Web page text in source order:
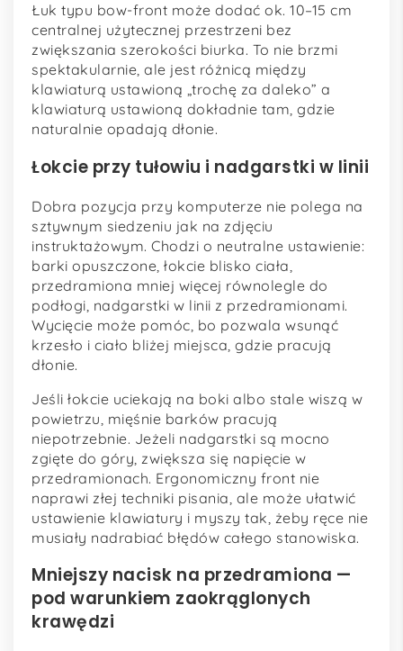
Łuk typu bow-front może dodać ok. 10–15 cm
centralnej użytecznej przestrzeni bez
zwiększania szerokości biurka. To nie brzmi
spektakularnie, ale jest różnicą między
klawiaturą ustawioną „trochę za daleko” a
klawiaturą ustawioną dokładnie tam, gdzie
naturalnie opadają dłonie.
Łokcie przy tułowiu i nadgarstki w linii
Dobra pozycja przy komputerze nie polega na
sztywnym siedzeniu jak na zdjęciu
instruktażowym. Chodzi o neutralne ustawienie:
barki opuszczone, łokcie blisko ciała,
przedramiona mniej więcej równolegle do
podłogi, nadgarstki w linii z przedramionami.
Wycięcie może pomóc, bo pozwala wsunąć
krzesło i ciało bliżej miejsca, gdzie pracują
dłonie.
Jeśli łokcie uciekają na boki albo stale wiszą w
powietrzu, mięśnie barków pracują
niepotrzebnie. Jeżeli nadgarstki są mocno
zgięte do góry, zwiększa się napięcie w
przedramionach. Ergonomiczny front nie
naprawi złej techniki pisania, ale może ułatwić
ustawienie klawiatury i myszy tak, żeby ręce nie
musiały nadrabiać błędów całego stanowiska.
Mniejszy nacisk na przedramiona —
pod warunkiem zaokrąglonych
krawędzi